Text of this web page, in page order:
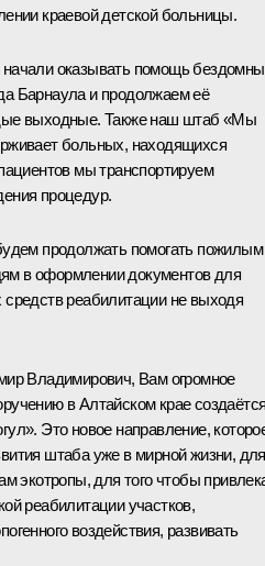
краевой детской больницы.
оказывать помощь
Барнаула и продолжаем её
выходные. Также наш штаб «Мы
больных, находящихся
мы транспортируем
процедур.
продолжать помогать пожилым
в оформлении документов для
средств реабилитации не выходя
Владимирович, Вам огромное
в Алтайском крае
Это новое направление,
штаба уже в мирной жизни, для
экотропы, для того чтобы
реабилитации участков,
воздействия, развивать